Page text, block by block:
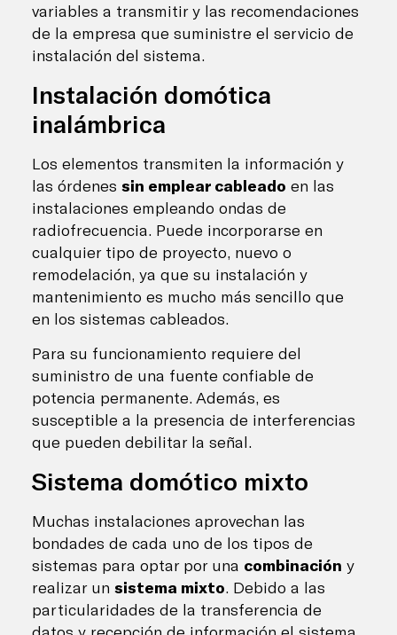
variables a transmitir y las recomendaciones
de la empresa que suministre el servicio de
instalación del sistema.
Instalación domótica
inalámbrica
Los elementos transmiten la información y
las órdenes sin emplear cableado en las
instalaciones empleando ondas de
radiofrecuencia. Puede incorporarse en
cualquier tipo de proyecto, nuevo o
remodelación, ya que su instalación y
mantenimiento es mucho más sencillo que
en los sistemas cableados.
Para su funcionamiento requiere del
suministro de una fuente confiable de
potencia permanente. Además, es
susceptible a la presencia de interferencias
que pueden debilitar la señal.
Sistema domótico mixto
Muchas instalaciones aprovechan las
bondades de cada uno de los tipos de
sistemas para optar por una combinación y
realizar un sistema mixto. Debido a las
particularidades de la transferencia de